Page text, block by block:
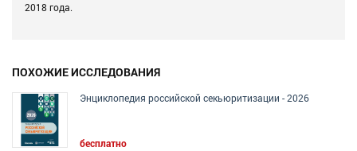
2018 года.
ПОХОЖИЕ ИССЛЕДОВАНИЯ
Энциклопедия российской секьюритизации - 2026
бесплатно